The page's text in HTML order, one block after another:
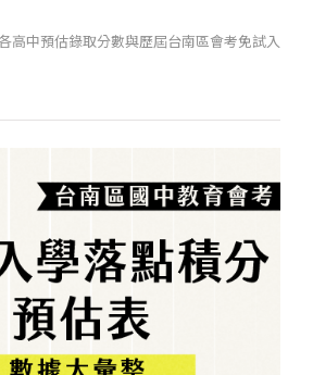
高中預估錄取分數與歷屆台南區會考免試入